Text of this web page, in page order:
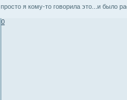
просто я кому-то говорила это...и было
0